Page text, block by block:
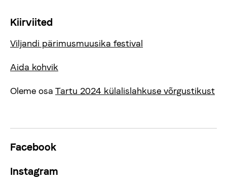
Kiirviited
Viljandi pärimusmuusika festival
Aida kohvik
Oleme osa Tartu 2024 külalislahkuse võrgustikust
Facebook
Instagram